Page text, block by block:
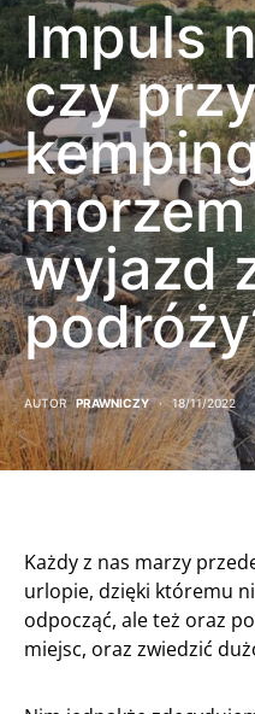
Impuls
czy
wyjazd
AUTOR PRAWNICZY 18/11/2022
Każdy z nas marzy
urlopie, dzięki któremu
odpocząć, ale też oraz
miejsc, oraz zwiedzić